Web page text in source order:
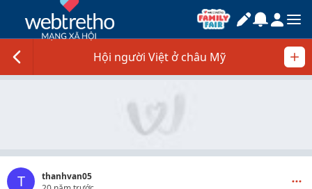
Hội người Việt ở châu Mỹ
T
thanhvan05